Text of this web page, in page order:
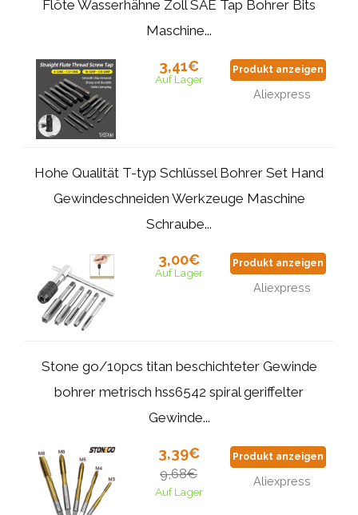
Flöte Wasserhähne Zoll SAE Tap Bohrer Bits
Maschine...
3,41€
Auf Lager
Produkt anzeigen
Aliexpress
Hohe Qualität T-typ Schlüssel Bohrer Set Hand
Gewindeschneiden Werkzeuge Maschine
Schraube...
3,00€
Auf Lager
Produkt anzeigen
Aliexpress
Stone go/10pcs titan beschichteter Gewinde
bohrer metrisch hss6542 spiral geriffelter
Gewinde...
3,39€
9,68€
Auf Lager
Produkt anzeigen
Aliexpress